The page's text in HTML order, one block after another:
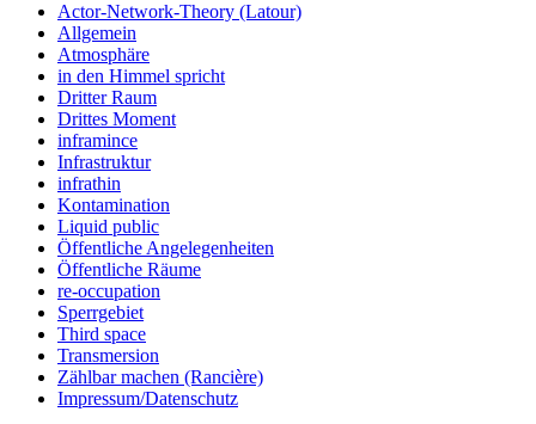
Actor-Network-Theory (Latour)
Allgemein
Atmosphäre
in den Himmel spricht
Dritter Raum
Drittes Moment
inframince
Infrastruktur
infrathin
Kontamination
Liquid public
Öffentliche Angelegenheiten
Öffentliche Räume
re-occupation
Sperrgebiet
Third space
Transmersion
Zählbar machen (Rancière)
Impressum/Datenschutz